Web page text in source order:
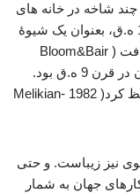
شاخه در خانه های
درهم تابیده و متداخل بود. تا نیمۀ دوم قرن 10 ه.ق، بعنوان یک شیوۀ
محلی در شرق ایران و آسیای مرکزی ادامه یافت ( Bloom&Bair
2009). هرات که مرکز اصلی فلزکاری خراسان در قرن 9 ه.ق بود.
همچنان شکوهش را در اوایل دورۀ صفوی حفظ کرد( 1982 Melikian-
نیز زیباست. و حتی
جهان به شمار